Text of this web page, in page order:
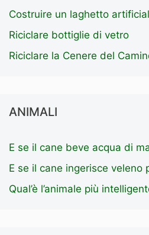
Costruire un laghetto
Riciclare bottiglie di vetro
Riciclare la Cenere del
ANIMALI
E se il cane beve acqua di
E se il cane ingerisce veleno
Qual’è l’animale più